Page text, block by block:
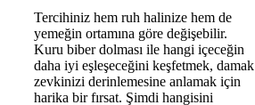
Tercihiniz hem ruh halinize hem de
yemeğin ortamına göre değişebilir.
Kuru biber dolması ile hangi içeceğin
daha iyi eşleşeceğini keşfetmek, damak
zevkinizi derinlemesine anlamak için
harika bir fırsat. Şimdi hangisini